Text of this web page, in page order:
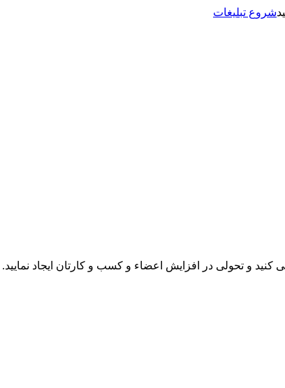
شروع تبلیغات
کنید و تحولی در افزایش اعضاء و کسب و کارتان ایجاد نمایید.